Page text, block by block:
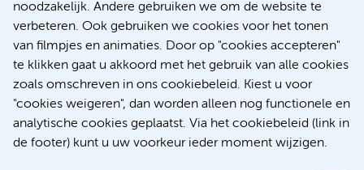
noodzakelijk. Andere gebruiken we om de website te
verbeteren. Ook gebruiken we cookies voor het tonen
van filmpjes en animaties. Door op "cookies accepteren"
te klikken gaat u akkoord met het gebruik van alle cookies
zoals omschreven in ons cookiebeleid. Kiest u voor
"cookies weigeren", dan worden alleen nog functionele en
analytische cookies geplaatst. Via het cookiebeleid (link in
de footer) kunt u uw voorkeur ieder moment wijzigen.
Werken bij Amsterdam UMC
Over Amsterdam UMC
Nieuws
Research
Educatie Locatie VUmc